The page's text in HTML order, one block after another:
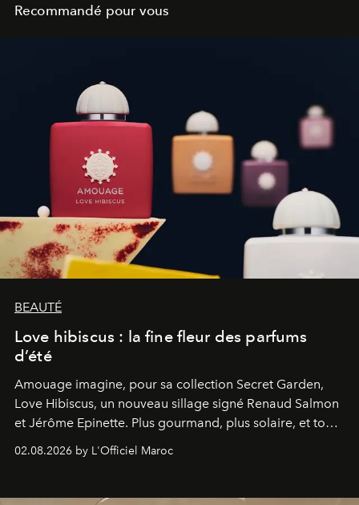
Recommandé pour vous
BEAUTÉ
Love hibiscus : la fine fleur des parfums
d’été
Amouage imagine, pour sa collection Secret Garden,
Love Hibiscus, un nouveau sillage signé Renaud Salmon
et Jérôme Epinette. Plus gourmand, plus solaire, et tout
à fait irrésistible.
02.08.2026 by L'Officiel Maroc